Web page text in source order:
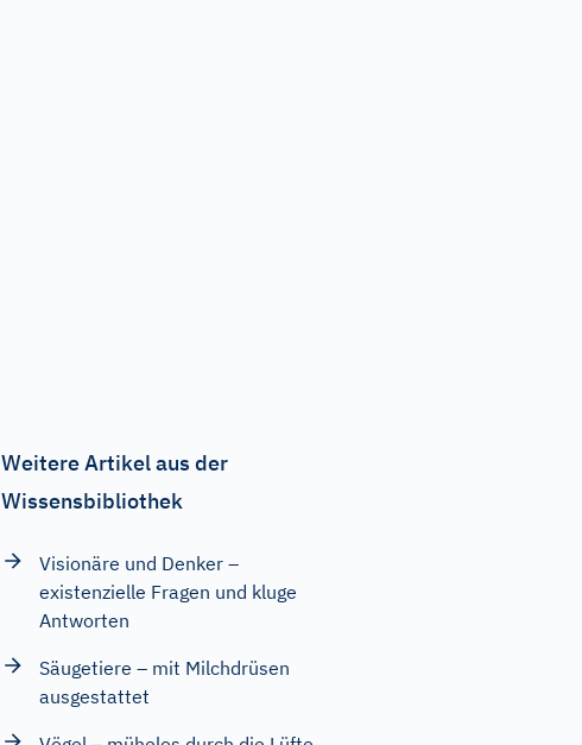
Weitere Artikel aus der
Wissensbibliothek
Visionäre und Denker –
existenzielle Fragen und kluge
Antworten
Säugetiere – mit Milchdrüsen
ausgestattet